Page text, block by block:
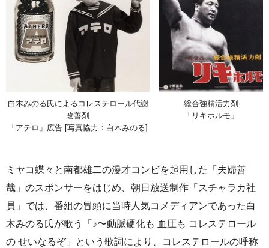
白木みのる氏によるコレステロール代謝
改善剤
「アテロ」広告 [写真協力：白木みのる]
総合強精活力剤
「リキホルモ」
ミヤコ蝶々と南都雄二の漫才コンビを起用した「夫婦善
哉」のスポンサーをはじめ、朝日放送制作「スチャラカ社
員」では、番組の冒頭に当時人気コメディアンであった白
木みのる氏が歌う「♪〜動脈硬化も 血圧も コレステロール
の せいなるぞ」という歌詞により、コレステロールの呼称